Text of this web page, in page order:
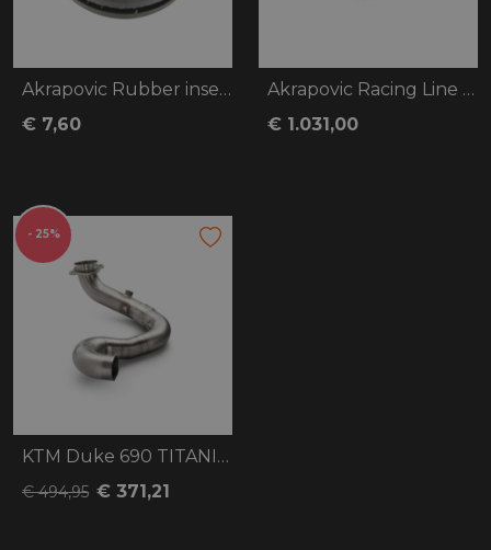
Akrapovic Rubber insert
€ 7,60
Akrapovic Racing Line (Carbon) Yamaha MT
€ 1.031,00
- 25%
KTM Duke 690 TITANIUM FACTORY HEADERS
€ 494,95 € 371,21